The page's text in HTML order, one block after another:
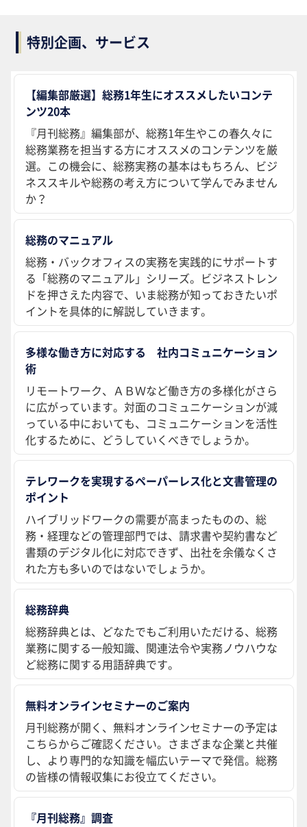
特別企画、サービス
【編集部厳選】総務1年生にオススメしたいコンテ
ンツ20本
『月刊総務』編集部が、総務1年生やこの春久々に
総務業務を担当する方にオススメのコンテンツを厳
選。この機会に、総務実務の基本はもちろん、ビジ
ネススキルや総務の考え方について学んでみません
か？
総務のマニュアル
総務・バックオフィスの実務を実践的にサポートす
る「総務のマニュアル」シリーズ。ビジネストレン
ドを押さえた内容で、いま総務が知っておきたいポ
イントを具体的に解説していきます。
多様な働き方に対応する 社内コミュニケーション
術
リモートワーク、ＡＢＷなど働き方の多様化がさら
に広がっています。対面のコミュニケーションが減
っている中においても、コミュニケーションを活性
化するために、どうしていくべきでしょうか。
テレワークを実現するペーパーレス化と文書管理の
ポイント
ハイブリッドワークの需要が高まったものの、総
務・経理などの管理部門では、請求書や契約書など
書類のデジタル化に対応できず、出社を余儀なくさ
れた方も多いのではないでしょうか。
総務辞典
総務辞典とは、どなたでもご利用いただける、総務
業務に関する一般知識、関連法令や実務ノウハウな
ど総務に関する用語辞典です。
無料オンラインセミナーのご案内
月刊総務が開く、無料オンラインセミナーの予定は
こちらからご確認ください。さまざまな企業と共催
し、より専門的な知識を幅広いテーマで発信。総務
の皆様の情報収集にお役立てください。
『月刊総務』調査